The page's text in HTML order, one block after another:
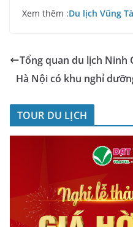
Xem thêm :Du lịch Vũng
Tổng quan du lịch Ninh
Hà Nội có khu nghỉ
TOUR DU LỊCH